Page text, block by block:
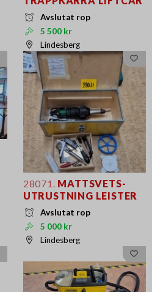
Avslutat rop
5 500 kr
Lindesberg
28071. MATTSVETS-
UTRUSTNING LEISTER
Avslutat rop
5 000 kr
Lindesberg